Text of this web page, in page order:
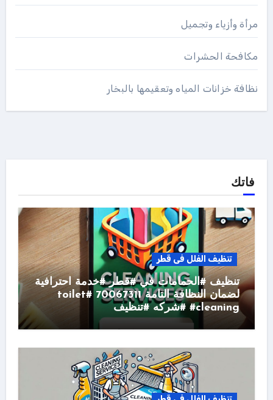
مرأة وأزياء وتجميل
مكافحة الحشرات
نظافة خزانات المياه وتعقيمها بالبخار
فاتك
تنظيف الفلل فى قطر
تنظيف #الحمامات في #قطر #خدمة احترافية
لضمان النظافة التامة 70067311 #toilet
#cleaning #شركه #تنظيف